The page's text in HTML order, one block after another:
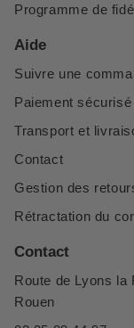
Programme de
Aide
Suivre une
Paiement sécurisé
Transport et
Contact
Gestion des
Rétractation du
Contact
Route de Lyons la
Rouen